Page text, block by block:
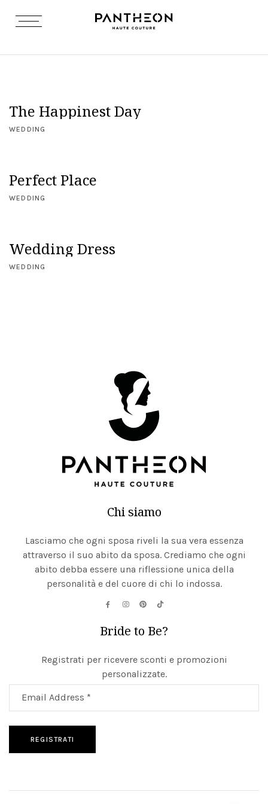
The Happinest Day
WEDDING
Perfect Place
WEDDING
Wedding Dress
WEDDING
Chi siamo
Lasciamo che ogni sposa riveli la sua vera essenza
attraverso il suo abito da sposa. Crediamo che ogni
abito debba essere una riflessione unica della
personalità e del cuore di chi lo indossa.
Bride to Be?
Registrati per ricevere sconti e promozioni
personalizzate.
REGISTRATI